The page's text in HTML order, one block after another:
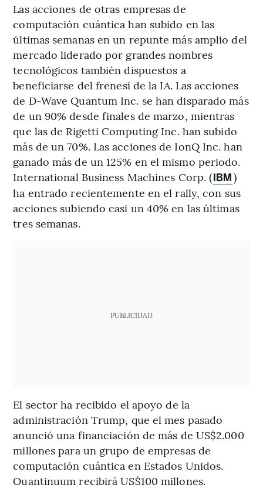
Las acciones de otras empresas de
computación cuántica han subido en las
últimas semanas en un repunte más amplio del
mercado liderado por grandes nombres
tecnológicos también dispuestos a
beneficiarse del frenesí de la IA. Las acciones
de D-Wave Quantum Inc. se han disparado más
de un 90% desde finales de marzo, mientras
que las de Rigetti Computing Inc. han subido
más de un 70%. Las acciones de IonQ Inc. han
ganado más de un 125% en el mismo periodo.
International Business Machines Corp. (IBM)
ha entrado recientemente en el rally, con sus
acciones subiendo casi un 40% en las últimas
tres semanas.
PUBLICIDAD
El sector ha recibido el apoyo de la
administración Trump, que el mes pasado
anunció una financiación de más de US$2.000
millones para un grupo de empresas de
computación cuántica en Estados Unidos.
Quantinuum recibirá US$100 millones,